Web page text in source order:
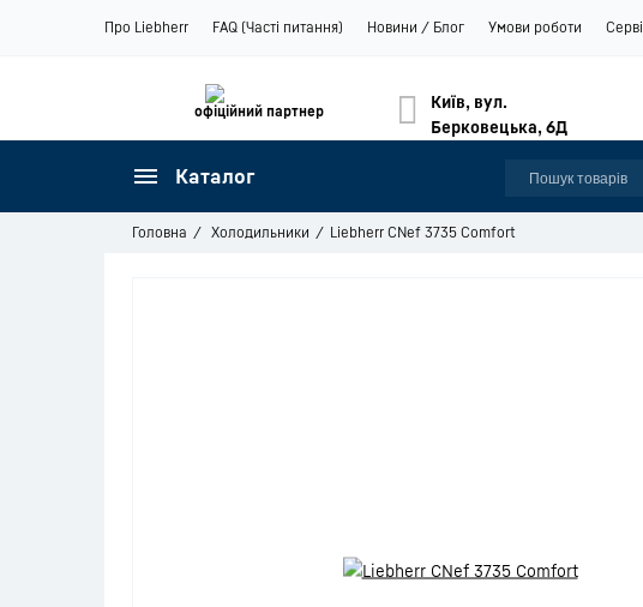
Про Liebherr FAQ (Часті питання) Новини / Блог Умови роботи
офіційний партнер
Київ, вул.
Берковецька, 6Д
Каталог
Головна Холодильники Liebherr CNef 3735 Comfort